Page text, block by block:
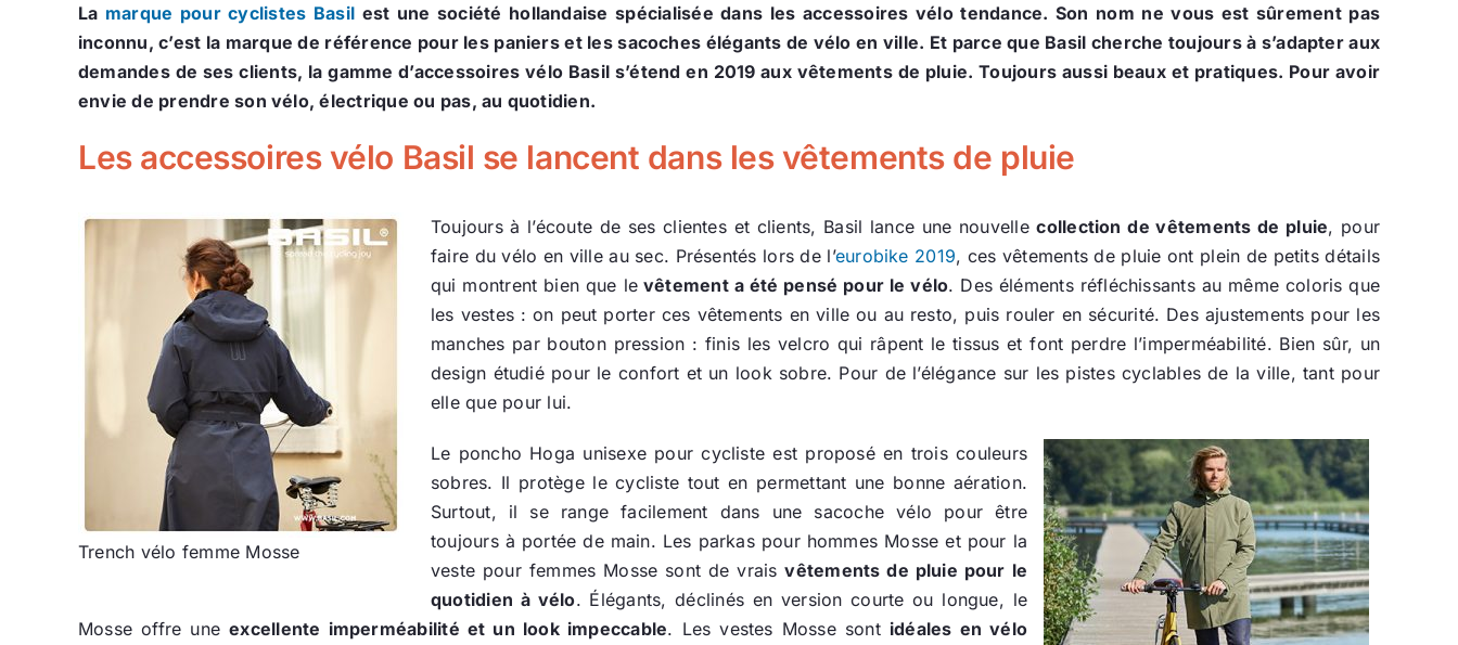
La marque pour cyclistes Basil est une société hollandaise spécialisée dans les accessoires vélo tendance. Son nom ne vous est sûrement pas
inconnu, c’est la marque de référence pour les paniers et les sacoches élégants de vélo en ville. Et parce que Basil cherche toujours à s’adapter aux
demandes de ses clients, la gamme d’accessoires vélo Basil s’étend en 2019 aux vêtements de pluie. Toujours aussi beaux et pratiques. Pour avoir
envie de prendre son vélo, électrique ou pas, au quotidien.
Les accessoires vélo Basil se lancent dans les vêtements de pluie
Trench vélo femme Mosse
Toujours à l’écoute de ses clientes et clients, Basil lance une nouvellecollection de vêtements de pluie, pour
faire du vélo en ville au sec. Présentés lors de l’eurobike 2019, ces vêtements de pluie ont plein de petits détails
qui montrent bien que le vêtement a été pensé pour le vélo. Des éléments réfléchissants au même coloris que
les vestes : on peut porter ces vêtements en ville ou au resto, puis rouler en sécurité. Des ajustements pour les
manches par bouton pression : finis les velcro qui râpent le tissus et font perdre l’imperméabilité. Bien sûr, un
design étudié pour le confort et un look sobre. Pour de l’élégance sur les pistes cyclables de la ville, tant pour
elle que pour lui.
Le poncho Hoga unisexe pour cycliste est proposé en trois couleurs
sobres. Il protège le cycliste tout en permettant une bonne aération.
Surtout, il se range facilement dans une sacoche vélo pour être
toujours à portée de main. Les parkas pour hommes Mosse et pour la
veste pour femmes Mosse sont de vraisvêtements de pluie pour le
quotidien à vélo. Élégants, déclinés en version courte ou longue, le
Mosse offre uneexcellente imperméabilité et un look impeccable. Les vestes Mosse sont idéales en vélo